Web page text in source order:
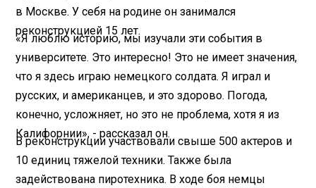
в Москве. У себя на родине он занимался
реконструкцией 15 лет.
«Я люблю историю, мы изучали эти события в
университете. Это интересно! Это не имеет значения,
что я здесь играю немецкого солдата. Я играл и
русских, и американцев, и это здорово. Погода,
конечно, усложняет, но это не проблема, хотя я из
Калифорнии», - рассказал он.
В реконструкции участвовали свыше 500 актеров и
10 единиц тяжелой техники. Также была
задействована пиротехника. В ходе боя немцы